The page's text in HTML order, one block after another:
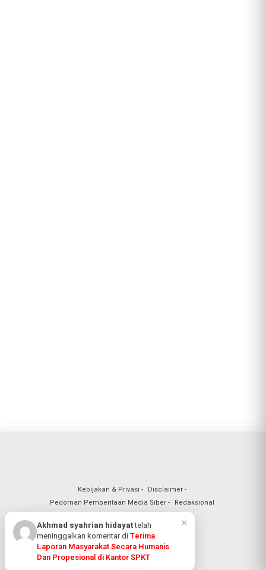
Kebijakan & Privasi
Disclaimer
Pedoman Pemberitaan Media Siber
Redaksional
Nuansa Realita Jaya 2026